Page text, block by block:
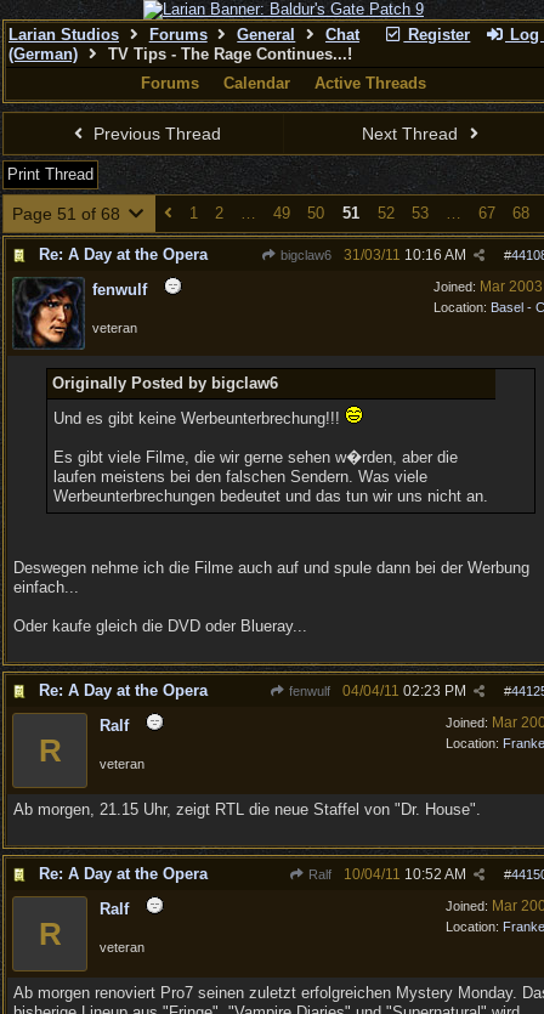
Register Log
Larian Studios Forums General
Chat
(German)
TV Tips - The Rage Continues...!
Forums
Calendar Active Threads
Previous Thread Next Thread
Print Thread
Page 51 of 68 1 2 … 49 50 51 52 53 … 67 68
Re: A Day at the Opera bigclaw6 #
31/03/11 10:16 AM
Joined: Mar 2003
Location: Basel -
fenwulf
veteran
Originally Posted by bigclaw6
Und es gibt keine Werbeunterbrechung!!!
Es gibt viele Filme, die wir gerne sehen w�rden, aber die
laufen meistens bei den falschen Sendern. Was viele
Werbeunterbrechungen bedeutet und das tun wir uns nicht an.
Deswegen nehme ich die Filme auch auf und spule dann bei der Werbung
einfach...
Oder kaufe gleich die DVD oder Blueray...
Re: A Day at the Opera fenwulf #
04/04/11 02:23 PM
Joined: Mar
Location:
R
Ralf
veteran
Ab morgen, 21.15 Uhr, zeigt RTL die neue Staffel von "Dr. House".
Re: A Day at the Opera Ralf #
10/04/11 10:52 AM
Joined: Mar
Location:
R
Ralf
veteran
Ab morgen renoviert Pro7 seinen zuletzt erfolgreichen Mystery Monday.